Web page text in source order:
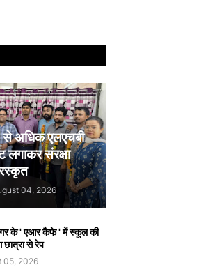
से अधिक एलएचबी
लगाकर संरक्षा
04, 2026
के ' एआर कैफे ' में स्कूल की
छात्रा से रेप
05, 2026